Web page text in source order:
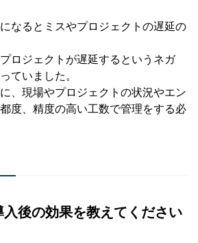
なるとミスやプロジェクトの遅延の
ロジェクトが遅延するというネガ
ていました。
、現場やプロジェクトの状況やエン
度、精度の高い工数で管理をする必
後の効果を教えてください